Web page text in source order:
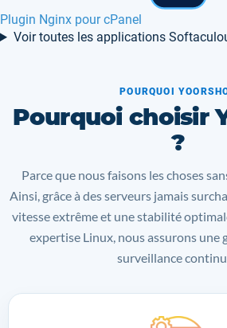
Hébergement Simple Machines Forum
Voir toutes les applications
POURQUOI
Pourquoi choisir
?
Parce que nous faisons les choses
Ainsi, grâce à des serveurs jamais
vitesse extrême et une stabilité
expertise Linux, nous assurons une
surveillance